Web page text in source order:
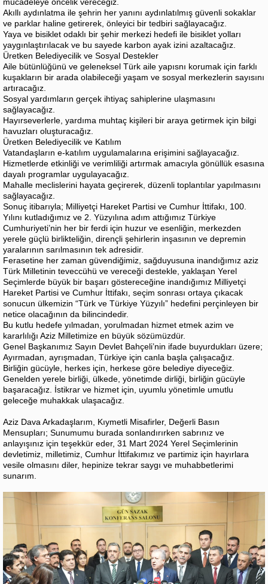
Akıllı aydınlatma ile şehrin her yanını aydınlatılmış güvenli sokaklar
ve parklar haline getirerek, önleyici bir tedbiri sağlayacağız.
Yaya ve bisiklet odaklı bir şehir merkezi hedefi ile bisiklet yolları
yaygınlaştırılacak ve bu sayede karbon ayak izini azaltacağız.
Üretken Belediyecilik ve Sosyal Destekler
Aile bütünlüğünü ve geleneksel Türk aile yapısnı korumak için farklı
kuşakların bir arada olabileceği yaşam ve sosyal merkezlerin sayısını
artıracağız.
Sosyal yardımların gerçek ihtiyaç sahiplerine ulaşmasını
sağlayacağız.
Hayırseverlerle, yardıma muhtaç kişileri bir araya getirmek için bilgi
havuzları oluşturacağız.
Üretken Belediyecilik ve Katılım
Vatandaşların e-katılım uygulamalarına erişimini sağlayacağız.
Hizmetlerde etkinliği ve verimliliği artırmak amacıyla gönüllük esasına
dayalı programlar uygulayacağız.
Mahalle meclislerini hayata geçirerek, düzenli toplantılar yapılmasını
sağlayacağız.
Sonuç itibarıyla; Milliyetçi Hareket Partisi ve Cumhur İttifakı, 100.
Yılını kutladığımız ve 2. Yüzyılına adım attığımız Türkiye
Cumhuriyeti’nin her bir ferdi için huzur ve esenliğin, merkezden
yerele güçlü birlikteliğin, dirençli şehirlerin inşasının ve depremin
yaralarının sarılmasının tek adresidir.
Ferasetine her zaman güvendiğimiz, sağduyusuna inandığımız aziz
Türk Milletinin teveccühü ve vereceği destekle, yaklaşan Yerel
Seçimlerde büyük bir başarı göstereceğine inandığımız Milliyetçi
Hareket Partisi ve Cumhur İttifakı, seçim sonrası ortaya çıkacak
sonucun ülkemizin “Türk ve Türkiye Yüzyılı” hedefini perçinleyen bir
netice olacağının da bilincindedir.
Bu kutlu hedefe yılmadan, yorulmadan hizmet etmek azim ve
kararlılığı Aziz Milletimize en büyük sözümüzdür.
Genel Başkanımız Sayın Devlet Bahçeli’nin ifade buyurdukları üzere;
Ayırmadan, ayrışmadan, Türkiye için canla başla çalışacağız.
Birliğin gücüyle, herkes için, herkese göre belediye diyeceğiz.
Genelden yerele birliği, ülkede, yönetimde dirliği, birliğin gücüyle
başaracağız. İstikrar ve hizmet için, uyumlu yönetimle umutlu
geleceğe muhakkak ulaşacağız.
Aziz Dava Arkadaşlarım, Kıymetli Misafirler, Değerli Basın
Mensupları; Sunumumu burada sonlandırırken sabrınız ve
anlayışınız için teşekkür eder, 31 Mart 2024 Yerel Seçimlerinin
devletimiz, milletimiz, Cumhur İttifakımız ve partimiz için hayırlara
vesile olmasını diler, hepinize tekrar saygı ve muhabbetlerimi
sunarım.